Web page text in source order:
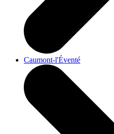
Caumont-l'Éventé